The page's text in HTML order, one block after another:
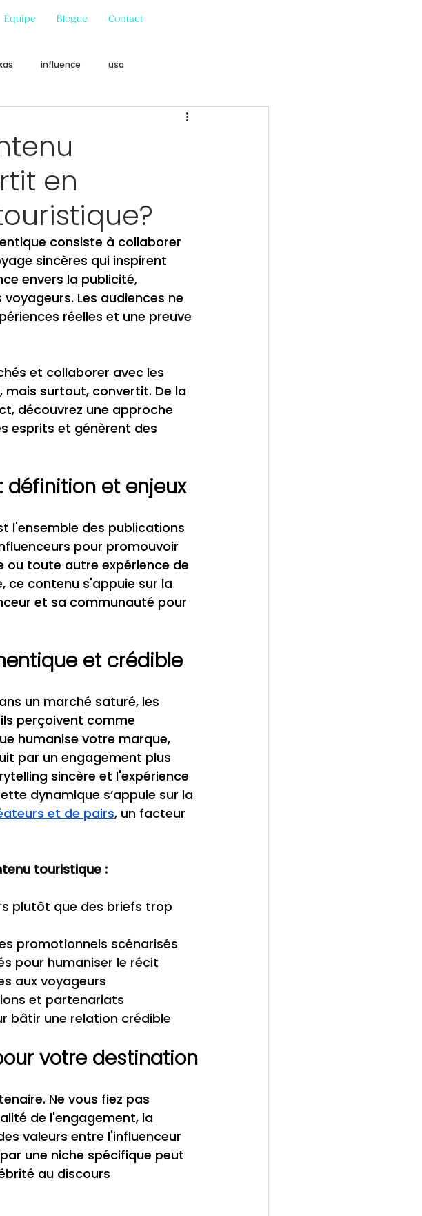
Équipe Blogue Contact
influence usa
en
consiste à collaborer
sincères qui inspirent
envers la publicité,
Les audiences ne
réelles et une preuve
et collaborer avec les
mais surtout, convertit. De la
découvrez une approche
esprits et génèrent des
définition et enjeux
l'ensemble des publications
pour promouvoir
ou toute autre expérience de
ce contenu s'appuie sur la
et sa communauté pour
et crédible
un marché saturé, les
perçoivent comme
humanise votre marque,
par un engagement plus
sincère et l'expérience
dynamique s’appuie sur la
et de pairs, un facteur
touristique :
plutôt que des briefs trop
promotionnels scénarisés
pour humaniser le récit
aux voyageurs
et partenariats
bâtir une relation crédible
votre destination
Ne vous fiez pas
de l'engagement, la
valeurs entre l'influenceur
une niche spécifique peut
au discours